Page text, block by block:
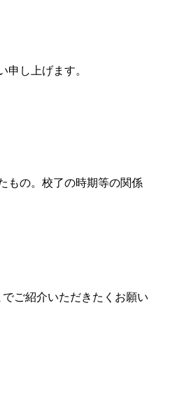
し上げます。
もの。校了の時期等の関係
ご紹介いただきたくお願い